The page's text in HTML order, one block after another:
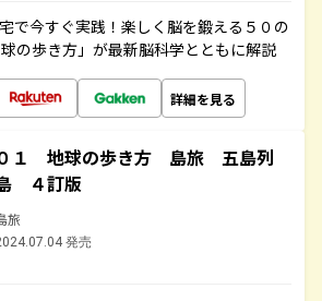
で今すぐ実践！楽しく脳を鍛える５０の
の歩き方」が最新脳科学とともに解説
詳細を見る
１ 地球の歩き方 島旅 五島列
４訂版
旅
発売